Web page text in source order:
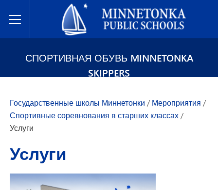
Toggle Menu
СПОРТИВНАЯ ОБУВЬ MINNETONKA
SKIPPERS
Государственные школы Миннетонки
Государственные школы Миннетонки / Мероприятия /
Спортивные соревнования в старших классах/
Услуги
Услуги